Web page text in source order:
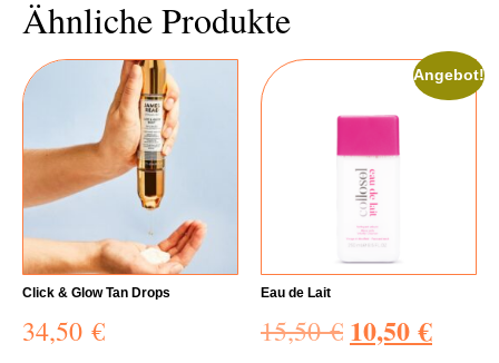
Ähnliche Produkte
Click & Glow Tan Drops
34,50 €
Angebot!
Eau de Lait
15,50€ 10,50€